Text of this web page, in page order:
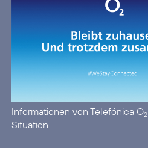
Informationen von Telefónica O2
Situation